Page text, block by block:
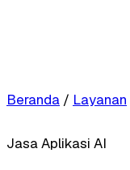
Beranda / Layanan
Jasa Aplikasi AI